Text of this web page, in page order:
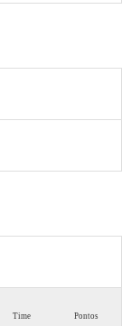
Time Pontos